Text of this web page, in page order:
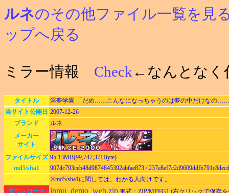
ルネのその他ファイル一覧を見
ップへ戻る
ミラー情報 Check ←なんとなく
タイトル
淫夢学園 「だめ……こんなになっちゃうのは夢の中だけなの
当サイト公開日 2007-12-26
ブランド
ルネ
メーカー
サイト
ファイルサイズ 95.13MB(99,747,371Byte)
md5/sha1
907dc793ceb48d9874845392abfae873 /
※md5/sha1に関しては、わかる人向けです。
ダウンロード
inmu_demo_web.zip 形式：ZIP/MPEG1 (右クリックで保存